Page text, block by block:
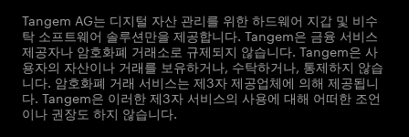
Tangem AG는 디지털 자산 관리를 위한 하드웨어 지갑 및 비수
탁 소프트웨어 솔루션만을 제공합니다. Tangem은 금융 서비스
제공자나 암호화폐 거래소로 규제되지 않습니다. Tangem은 사
용자의 자산이나 거래를 보유하거나, 수탁하거나, 통제하지 않습
니다. 암호화폐 거래 서비스는 제3자 제공업체에 의해 제공됩니
다. Tangem은 이러한 제3자 서비스의 사용에 대해 어떠한 조언
이나 권장도 하지 않습니다.